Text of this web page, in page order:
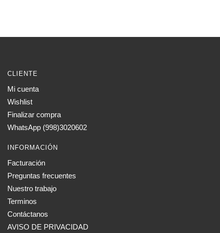
CLIENTE
Mi cuenta
Wishlist
Finalizar compra
WhatsApp (998)3020602
INFORMACIÓN
Facturación
Preguntas frecuentes
Nuestro trabajo
Terminos
Contáctanos
AVISO DE PRIVACIDAD